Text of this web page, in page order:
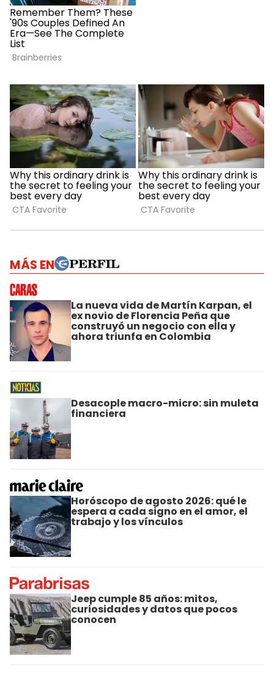
MÁS EN
La nueva vida de Martín Karpan, el
ex novio de Florencia Peña que
construyó un negocio con ella y
ahora triunfa en Colombia
Desacople macro-micro: sin muleta
financiera
Horóscopo de agosto 2026: qué le
espera a cada signo en el amor, el
trabajo y los vínculos
Jeep cumple 85 años: mitos,
curiosidades y datos que pocos
conocen